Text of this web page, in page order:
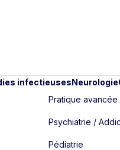
infectieusesNeurologie
Pratique avancée
Psychiatrie /
Pédiatrie